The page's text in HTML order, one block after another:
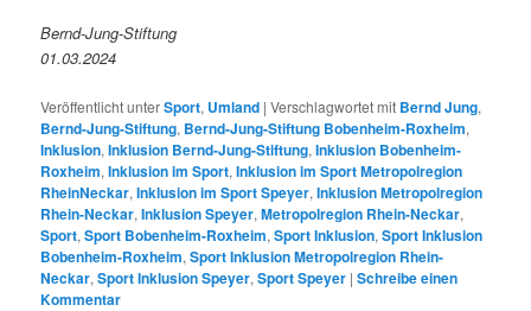
Bernd-Jung-Stiftung
01.03.2024
Veröffentlicht unterSport, Umland |Verschlagwortet mit Bernd Jung,
Bernd-Jung-Stiftung, Bernd-Jung-Stiftung Bobenheim-Roxheim,
Inklusion,Inklusion Bernd-Jung-Stiftung,Inklusion Bobenheim-
Roxheim,Inklusion im Sport,Inklusion im Sport Metropolregion
RheinNeckar,Inklusion im Sport Speyer,Inklusion Metropolregion
Rhein-Neckar,Inklusion Speyer,Metropolregion Rhein-Neckar,
Sport,Sport Bobenheim-Roxheim,Sport Inklusion,Sport Inklusion
Bobenheim-Roxheim,Sport Inklusion Metropolregion Rhein-
Neckar,Sport Inklusion Speyer,Sport Speyer |Schreibe einen
Kommentar